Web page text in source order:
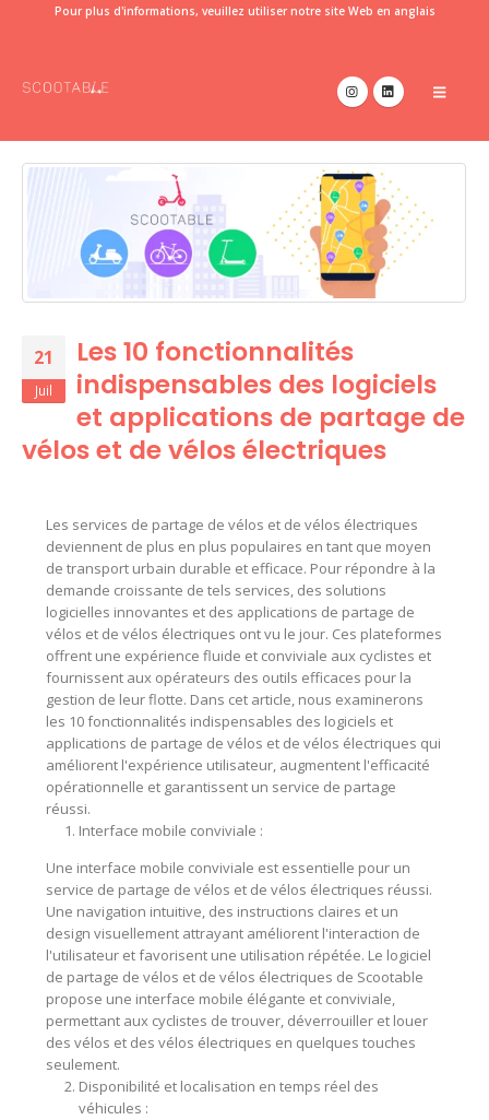
Pour plus d'informations, veuillez utiliser notre site Web en anglais
21
Juil
Les 10 fonctionnalités
indispensables des logiciels
et applications de partage de
vélos et de vélos électriques
Les services de partage de vélos et de vélos électriques
deviennent de plus en plus populaires en tant que moyen
de transport urbain durable et efficace. Pour répondre à la
demande croissante de tels services, des solutions
logicielles innovantes et des applications de partage de
vélos et de vélos électriques ont vu le jour. Ces plateformes
offrent une expérience fluide et conviviale aux cyclistes et
fournissent aux opérateurs des outils efficaces pour la
gestion de leur flotte. Dans cet article, nous examinerons
les 10 fonctionnalités indispensables des logiciels et
applications de partage de vélos et de vélos électriques qui
améliorent l'expérience utilisateur, augmentent l'efficacité
opérationnelle et garantissent un service de partage
réussi.
Interface mobile conviviale :
Une interface mobile conviviale est essentielle pour un
service de partage de vélos et de vélos électriques réussi.
Une navigation intuitive, des instructions claires et un
design visuellement attrayant améliorent l'interaction de
l'utilisateur et favorisent une utilisation répétée. Le logiciel
de partage de vélos et de vélos électriques de Scootable
propose une interface mobile élégante et conviviale,
permettant aux cyclistes de trouver, déverrouiller et louer
des vélos et des vélos électriques en quelques touches
seulement.
Disponibilité et localisation en temps réel des
véhicules :